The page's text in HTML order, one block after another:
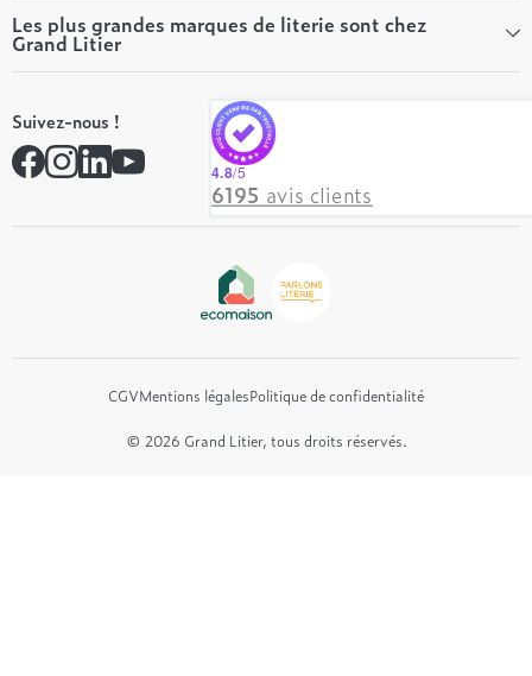
Tous les articles du Mag
Tous nos guides
Qui sommes-nous ?
Nos valeurs
Nos engagements
Rejoindre notre réseau
Contactez-nous
Les plus grandes marques de literie sont chez
Grand Litier
André Renault
Simmons
Hôtel & Lodge
Suivez-nous !
4.8/5
6195 avis clients
CGVMentions légalesPolitique de confidentialité
© 2026 Grand Litier, tous droits réservés.